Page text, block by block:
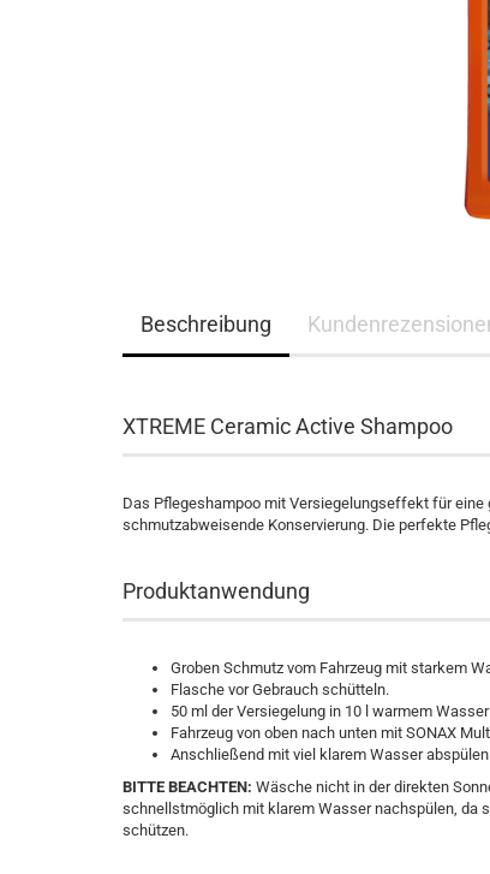
Beschreibung
XTREME Ceramic Active Shampoo
Das Pflegeshampoo mit Versiegelungseffekt für eine
schmutzabweisende Konservierung. Die perfekte
Produktanwendung
Groben Schmutz vom Fahrzeug mit starkem
Flasche vor Gebrauch schütteln.
50 ml der Versiegelung in 10 l warmem
Fahrzeug von oben nach unten mit SONAX
Anschließend mit viel klarem Wasser
BITTE BEACHTEN: Wäsche nicht in der direkten
schnellstmöglich mit klarem Wasser nachspülen, da
schützen.